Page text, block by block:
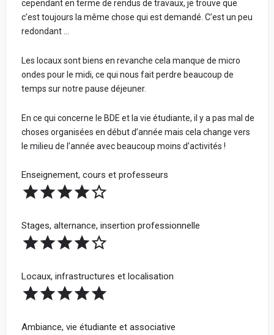
cependant en terme de rendus de travaux, je trouve que
c’est toujours la même chose qui est demandé. C’est un peu
redondant …
Les locaux sont biens en revanche cela manque de micro
ondes pour le midi, ce qui nous fait perdre beaucoup de
temps sur notre pause déjeuner.
En ce qui concerne le BDE et la vie étudiante, il y a pas mal de
choses organisées en début d’année mais cela change vers
le milieu de l’année avec beaucoup moins d’activités !
Enseignement, cours et professeurs
Stages, alternance, insertion professionnelle
Locaux, infrastructures et localisation
Ambiance, vie étudiante et associative
informations personnelles.
Tous les avis sont vérifiés avant d'être publiés et seront
Bonne rédaction ! 😃
Avis par catégorie :
Partage ta note pour chacune des catégories ci-dessous.
catégories.
Votre vrai prénom et votre nom - Obligatoire (ne
seront jamais communiqués. Cela nous permet de
l'école) :
Spécialisation
Votre Parcours avant l'école
Votre adresse mail (ne sera jamais communiquée à
l'école) :
Votre retour d'expérience au sein de l'école, en
dessus, pour conseiller les futurs étudiants :